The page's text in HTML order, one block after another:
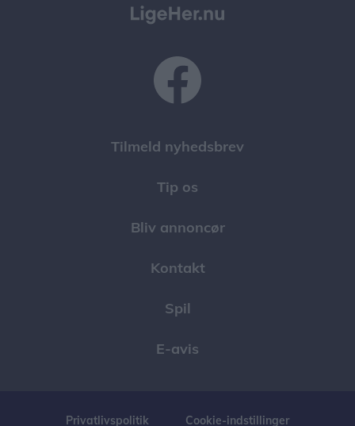
Tilmeld nyhedsbrev
Tip os
Bliv annoncør
Kontakt
Spil
E-avis
Privatlivspolitik Cookie-indstillinger